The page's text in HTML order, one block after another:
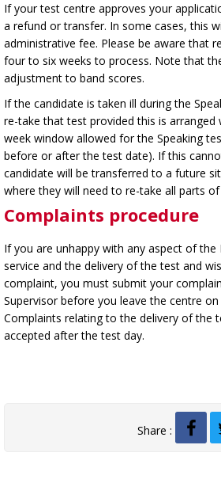
If your test centre approves your
a refund or transfer. In some cases, this
administrative fee. Please be aware that
four to six weeks to process. Note that
adjustment to band scores.
If the candidate is taken ill during the
re-take that test provided this is arranged
week window allowed for the Speaking
before or after the test date). If this
candidate will be transferred to a future
where they will need to re-take all parts
Complaints procedure
If you are unhappy with any aspect of the
service and the delivery of the test and
complaint, you must submit your
Supervisor before you leave the centre
Complaints relating to the delivery of the
accepted after the test day.
Share :